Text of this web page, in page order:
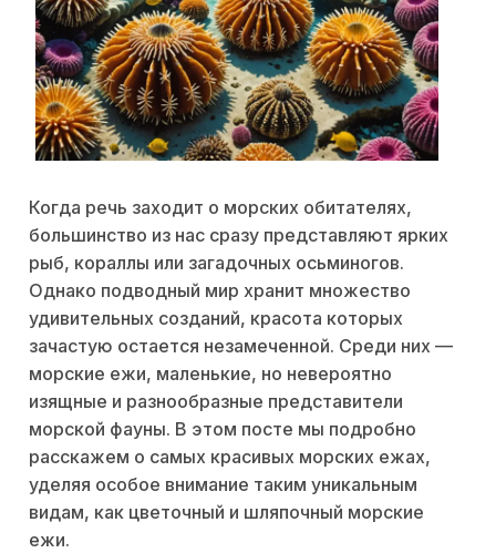
Когда речь заходит о морских обитателях,
большинство из нас сразу представляют ярких
рыб, кораллы или загадочных осьминогов.
Однако подводный мир хранит множество
удивительных созданий, красота которых
зачастую остается незамеченной. Среди них —
морские ежи, маленькие, но невероятно
изящные и разнообразные представители
морской фауны. В этом посте мы подробно
расскажем о самых красивых морских ежах,
уделяя особое внимание таким уникальным
видам, как цветочный и шляпочный морские
ежи.